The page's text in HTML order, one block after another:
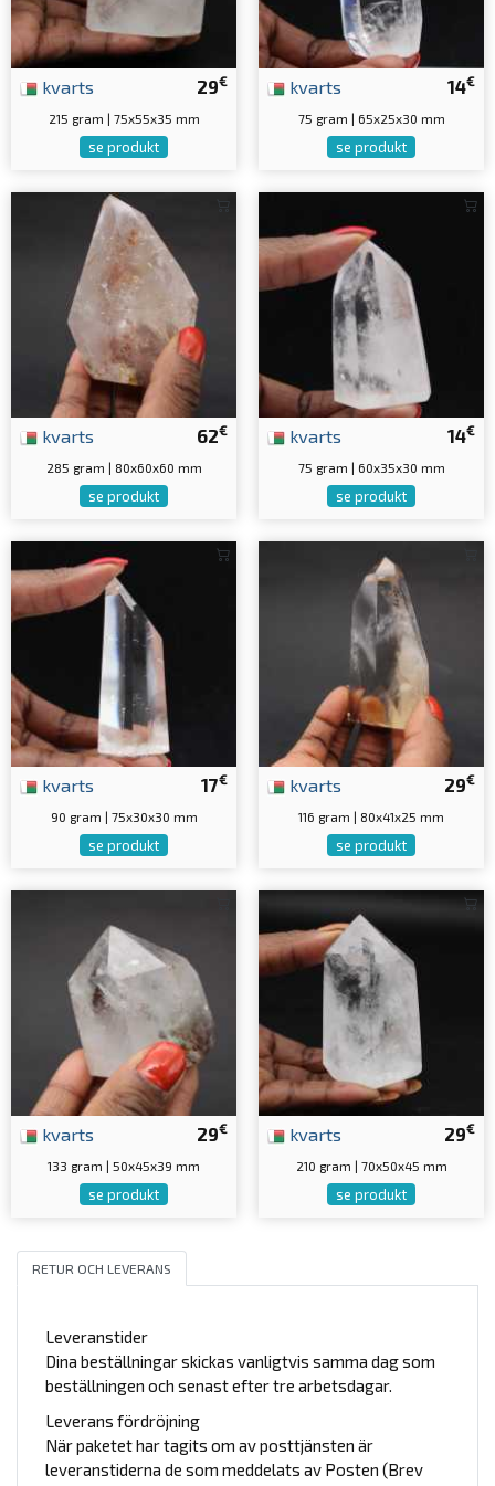
29€
kvarts
215 gram | 75x55x35 mm
se produkt
14€
kvarts
75 gram | 65x25x30 mm
se produkt
62€
kvarts
285 gram | 80x60x60 mm
se produkt
14€
kvarts
75 gram | 60x35x30 mm
se produkt
17€
kvarts
90 gram | 75x30x30 mm
se produkt
29€
kvarts
116 gram | 80x41x25 mm
se produkt
29€
kvarts
133 gram | 50x45x39 mm
se produkt
29€
kvarts
210 gram | 70x50x45 mm
se produkt
RETUR OCH LEVERANS
Leveranstider
Dina beställningar skickas vanligtvis samma dag som
beställningen och senast efter tre arbetsdagar.
Leverans fördröjning
När paketet har tagits om av posttjänsten är
leveranstiderna de som meddelats av Posten (Brev